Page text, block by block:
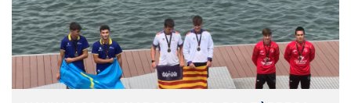
prevista para las últimas dos pruebas donde Orbaneja y su
tripulación tuvieron que arriesgar para voltear la clasificación.
La estrategia no bastó y el ‘Patakín’ hizo valer su condición de
embarcación local para asegurar la victoria con un primer puesto y
un segundo, por el tercero y el cuarto del ‘Usana – Les Roches’ que